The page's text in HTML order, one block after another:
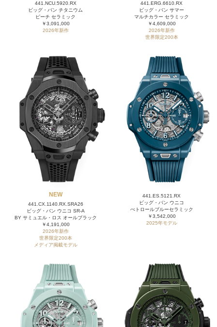
441.NCU.5920.RX
ビッグ・バン チタニウム
ピーチ セラミック
￥3,091,000
2026年新作
441.ERG.6610.RX
ビッグ・バン サマー
マルチカラー セラミック
￥4,609,000
2026年新作
世界限定200本
NEW
441.CX.1140.RX.SRA26
ビッグ・バン ウニコ SR-A
BY サミュエル・ロス オールブラック
￥4,191,000
2026年新作
世界限定200本
メディア掲載モデル
441.ES.5121.RX
ビッグ・バン ウニコ
ぺトロールブルーセラミック
￥3,542,000
2025年モデル